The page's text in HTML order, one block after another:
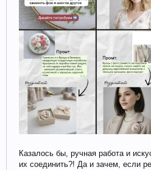
Казалось бы, ручная работа и
их соединить?! Да и зачем, если